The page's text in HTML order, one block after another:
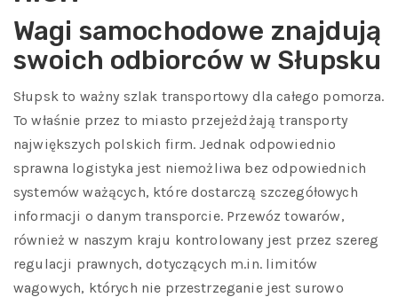
Wagi samochodowe znajdują
swoich odbiorców w Słupsku
Słupsk to ważny szlak transportowy dla całego pomorza.
To właśnie przez to miasto przejeżdżają transporty
największych polskich firm. Jednak odpowiednio
sprawna logistyka jest niemożliwa bez odpowiednich
systemów ważących, które dostarczą szczegółowych
informacji o danym transporcie. Przewóz towarów,
również w naszym kraju kontrolowany jest przez szereg
regulacji prawnych, dotyczących m.in. limitów
wagowych, których nie przestrzeganie jest surowo